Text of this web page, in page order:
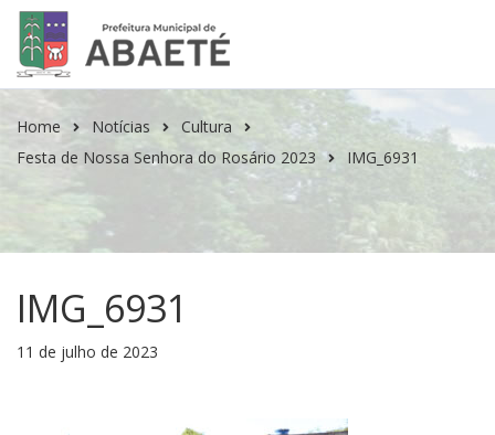
Home Notícias
Cultura
Festa de Nossa Senhora do Rosário 2023
IMG_6931
IMG_6931
11 de julho de 2023